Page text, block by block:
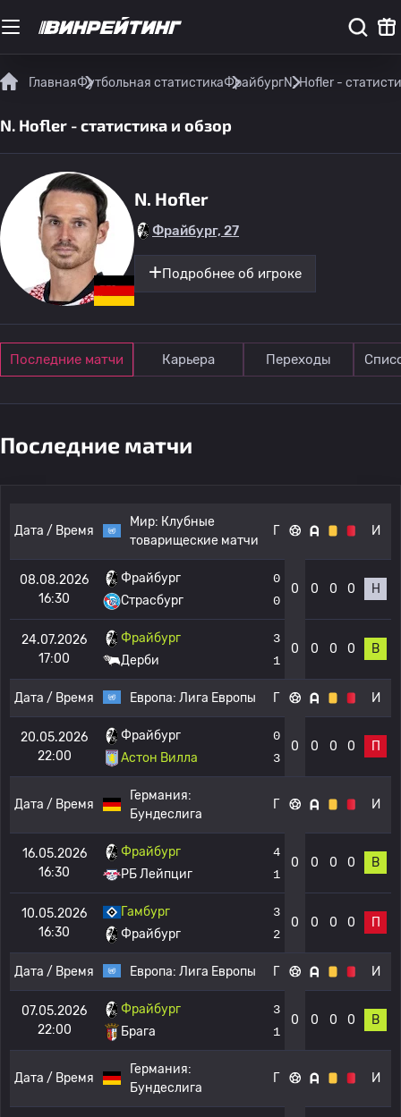
ГлавнаяФутбольная статистикаФрайбургN. Hofler -
N. Hofler - статистика и обзор
N. Hofler
Фрайбург, 27
Подробнее об игроке
Последние матчи Карьера Переходы
Последние матчи
Дата / Время
Мир: Клубные
товарищеские матчи
Г И
08.08.2026
16:30
Фрайбург
Страсбург
0
0
0 0 0 0 Н
24.07.2026
17:00
Фрайбург
Дерби
3
1
0 0 0 0 В
Дата / Время Европа: Лига Европы Г И
20.05.2026
22:00
Фрайбург
Астон Вилла
0
3
0 0 0 0 П
Дата / Время
Германия:
Бундеслига
Г И
16.05.2026
16:30
Фрайбург
РБ Лейпциг
4
1
0 0 0 0 В
10.05.2026
16:30
Гамбург
Фрайбург
3
2
0 0 0 0 П
Дата / Время Европа: Лига Европы Г И
07.05.2026
22:00
Фрайбург
Брага
3
1
0 0 0 0 В
Дата / Время
Германия:
Бундеслига
Г И